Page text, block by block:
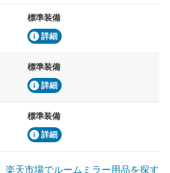
標準装備
詳細
標準装備
詳細
標準装備
詳細
楽天市場でルームミラー用品を探す